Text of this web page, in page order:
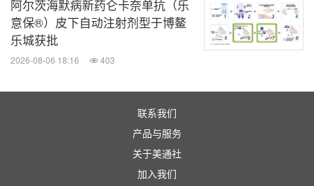
图：数颐联康与思派健康科技达成战略合作
定制含护理服务的商业健康险，开发企业内部长期护
理保险，并向惠民保推广"医疗保障+护理服务"方
案。同时，双方还将联合制定居家照护服务标准，搭
阿尔茨海默病新药仑卡奈单抗（乐
意保®）皮下自动注射剂型于博鳌
乐城获批
2026-08-06 18:16 403
联系我们
产品与服务
关于美通社
加入我们